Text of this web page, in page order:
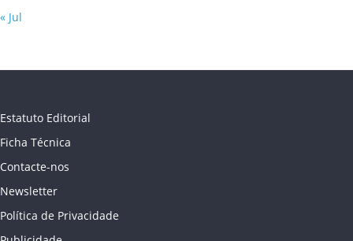
« Jul
Estatuto Editorial
Ficha Técnica
Contacte-nos
Newsletter
Política de Privacidade